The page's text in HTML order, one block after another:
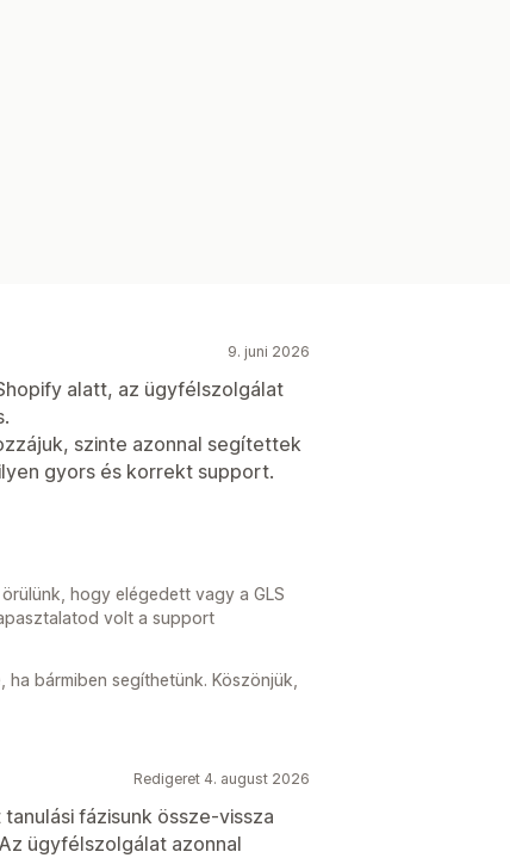
9. juni 2026
alatt, az ügyfélszolgálat
szinte azonnal segítettek
gyors és korrekt support.
hogy elégedett vagy a GLS
volt a support
bármiben segíthetünk. Köszönjük,
Redigeret 4. august 2026
fázisunk össze-vissza
ügyfélszolgálat azonnal